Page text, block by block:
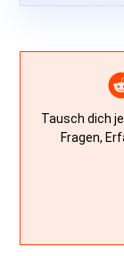
Tausch dich
Fragen,